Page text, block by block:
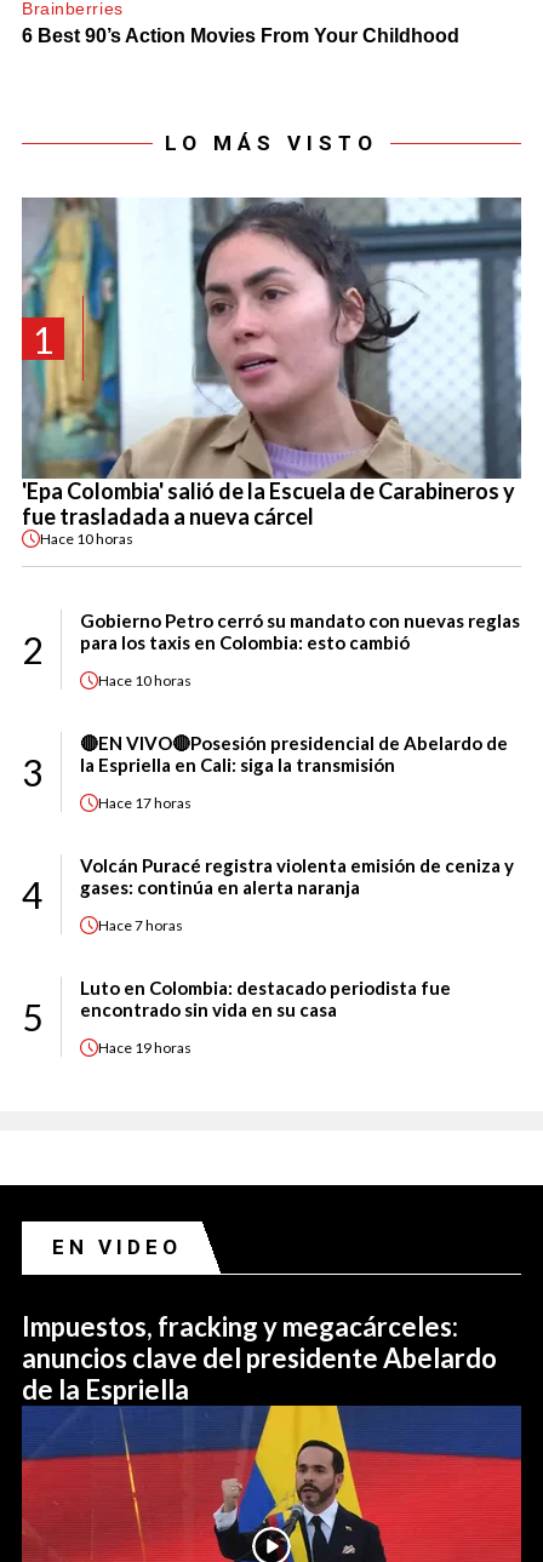
LO MÁS VISTO
1
'Epa Colombia' salió de la Escuela de Carabineros y
fue trasladada a nueva cárcel
Hace 10 horas
2
Gobierno Petro cerró su mandato con nuevas reglas
para los taxis en Colombia: esto cambió
Hace 10 horas
3
🔴EN VIVO🔴Posesión presidencial de Abelardo de
la Espriella en Cali: siga la transmisión
Hace 17 horas
4
Volcán Puracé registra violenta emisión de ceniza y
gases: continúa en alerta naranja
Hace7 horas
5
Luto en Colombia: destacado periodista fue
encontrado sin vida en su casa
Hace 19 horas
EN VIDEO
Impuestos, fracking y megacárceles:
anuncios clave del presidente Abelardo
de la Espriella